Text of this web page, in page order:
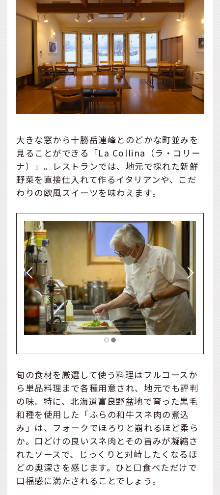
大きな窓から十勝岳連峰とのどかな町並みを
見ることができる「La Collina（ラ・コリー
ナ）」。レストランでは、地元で採れた新鮮
野菜を直接仕入れて作るイタリアンや、こだ
わりの欧風スイーツを味わえます。
旬の食材を厳選して使う料理はフルコースか
ら単品料理まで各種用意され、地元でも評判
の味。特に、北海道富良野盆地で育った黒毛
和種を使用した「ふらの和牛スネ肉の煮込
み」は、フォークでほろりと崩れるほど柔ら
か。口どけの良いスネ肉とその旨みが凝縮さ
れたソースで、じっくりと対峙したくなるほ
どの奥深さを感じます。ひと口食べただけで
口福感に満たされることでしょう。